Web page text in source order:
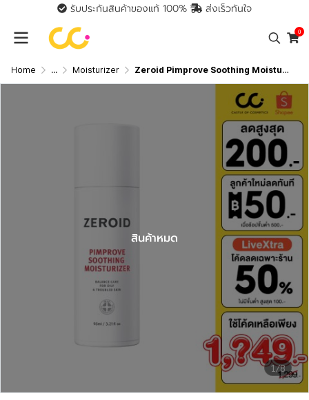
รับประกันสินค้าของแท้ 100% ส่งเร็วทันใจ
0
Home ... Moisturizer Zeroid Pimprove Soothing Moisturizer (95ml) ซีรอย มอยส์เจอร์ไรเซอร์ เพื่อคนผิวมันขาดน้ำ บูสผิว x2
1/8
สินค้าหมด